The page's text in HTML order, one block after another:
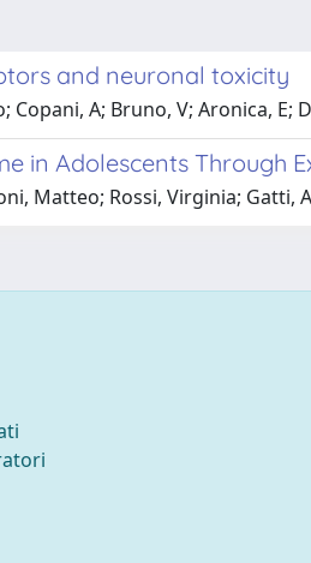
and neuronal toxicity
Copani, A; Bruno, V; Aronica, E;
in Adolescents Through
Matteo; Rossi, Virginia; Gatti,